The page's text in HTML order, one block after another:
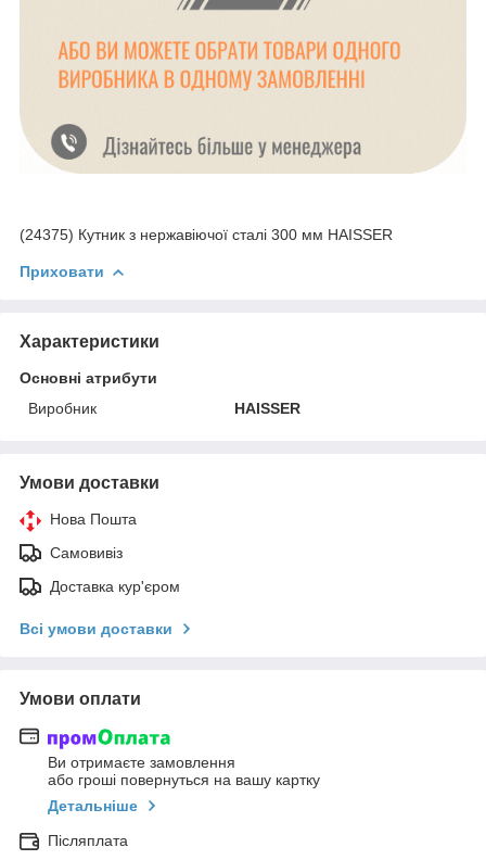
(24375) Кутник з нержавіючої сталі 300 мм HAISSER
Приховати
Характеристики
Основні атрибути
Виробник
HAISSER
Умови доставки
Нова Пошта
Самовивіз
Доставка кур'єром
Всі умови доставки
Умови оплати
Ви отримаєте замовлення
або гроші повернуться на вашу картку
Детальніше
Післяплата